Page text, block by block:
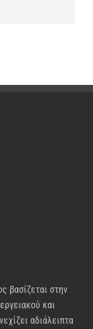
βασίζεται στην
και
αδιάλειπτα